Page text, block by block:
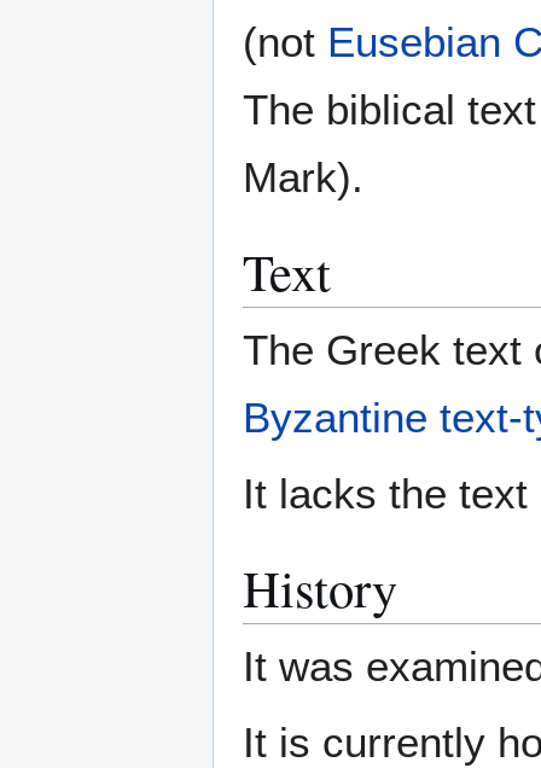
(not Eusebian
The biblical
Mark).
Text
The Greek text
Byzantine text-
It lacks the
History
It was
It is currently